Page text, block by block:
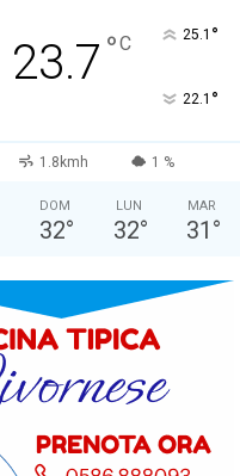
23.7 °C 25.1 °
22.1 °
1.8kmh 1 %
DOM
32°
LUN
32°
MAR
31 °